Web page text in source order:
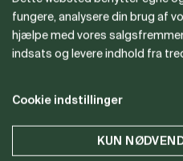
fungere, analysere din brug af
hjælpe med vores
indsats og levere indhold fra
Cookie indstillinger
KUN